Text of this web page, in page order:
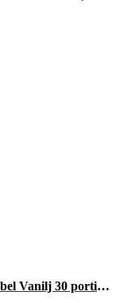
Fettförbrännande Proteinpulver Dubbel Vanilj 30 portioner